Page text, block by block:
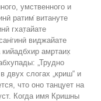
умственного и
ратим̇ витануте
гхат̣айате
виджайате
амр̣таих̣
„Трудно
двух слогах „криш“ и
что оно танцует на
Когда имя Кришны